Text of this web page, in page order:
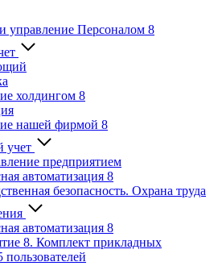
управление Персона­лом 8
холдингом 8
нашей фирмой 8
учет
предприятием
автоматизация 8
безопасность. Охрана труда
автоматизация 8
8. Комплект прикладных